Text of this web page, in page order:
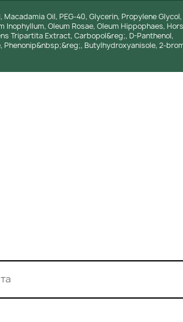
Oil, PEG-40, Glycerin, Propylene Glycol,
Inophyllum, Oleum Rosae, Oleum Hippophaes,
Tripartita Extract, Carbopol&reg;, D-Panthenol,
Phenonip&nbsp;&reg;, Butylhydroxyanisole, 2-